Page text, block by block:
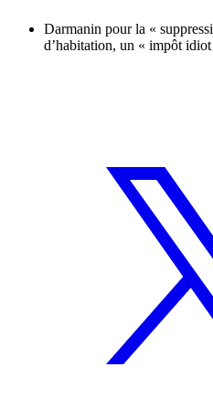
Darmanin pour la «
d’habitation, un « impôt idiot